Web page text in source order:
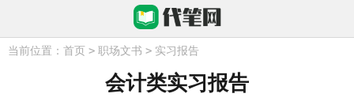
当前位置： 首页 > 职场文书 > 实习报告
会计类实习报告